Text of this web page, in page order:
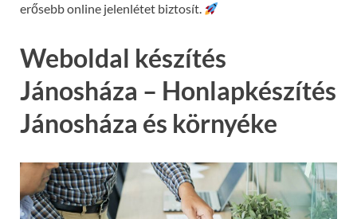
erősebb online jelenlétet biztosít.
Weboldal készítés
Jánosháza – Honlapkészítés
Jánosháza és környéke